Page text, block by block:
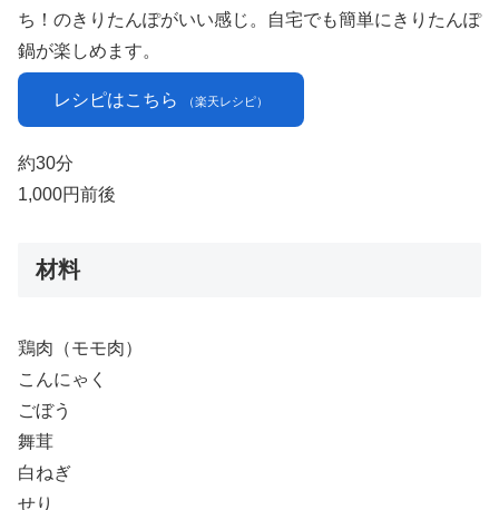
ち！のきりたんぽがいい感じ。自宅でも簡単にきりたんぽ
鍋が楽しめます。
レシピはこちら （楽天レシピ）
約30分
1,000円前後
材料
鶏肉（モモ肉）
こんにゃく
ごぼう
舞茸
白ねぎ
せり